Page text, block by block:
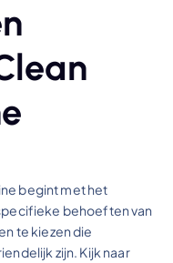
begint met het
behoeften van
te kiezen die
zijn. Kijk naar